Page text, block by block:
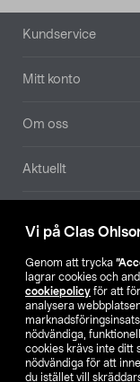
Vi på Clas
Genom att trycka
lagrar cookies och
cookiepolicy för att
analysera
nödvändiga,
cookies krävs inte ditt
nödvändiga för att
du istället vill
Sidfot
Kundservice
Mitt konto
Om oss
Aktuellt